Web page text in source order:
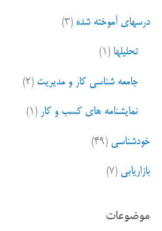
درسهای آموخته شده (۳)
تحلیلها (۱)
جامعه شناسی کار و مدیریت (۲)
نمایشنامه های کسب و کار (۱)
خودشناسی (۴۹)
بازاریابی (۷)
موضوعات